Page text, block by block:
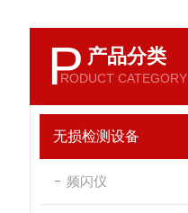
P 产品分类
RODUCT CATEGORY
无损检测设备
频闪仪